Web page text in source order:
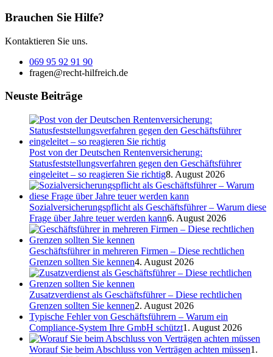
Brauchen Sie Hilfe?
Kontaktieren Sie uns.
069 95 92 91 90
fragen@recht-hilfreich.de
Neuste Beiträge
Post von der Deutschen Rentenversicherung:
Statusfeststellungsverfahren gegen den Geschäftsführer
eingeleitet – so reagieren Sie richtig8. August 2026
Sozialversicherungspflicht als Geschäftsführer – Warum diese
Frage über Jahre teuer werden kann6. August 2026
Geschäftsführer in mehreren Firmen – Diese rechtlichen
Grenzen sollten Sie kennen4. August 2026
Zusatzverdienst als Geschäftsführer – Diese rechtlichen
Grenzen sollten Sie kennen2. August 2026
Typische Fehler von Geschäftsführern – Warum ein
Compliance-System Ihre GmbH schützt1. August 2026
Worauf Sie beim Abschluss von Verträgen achten müssen1.